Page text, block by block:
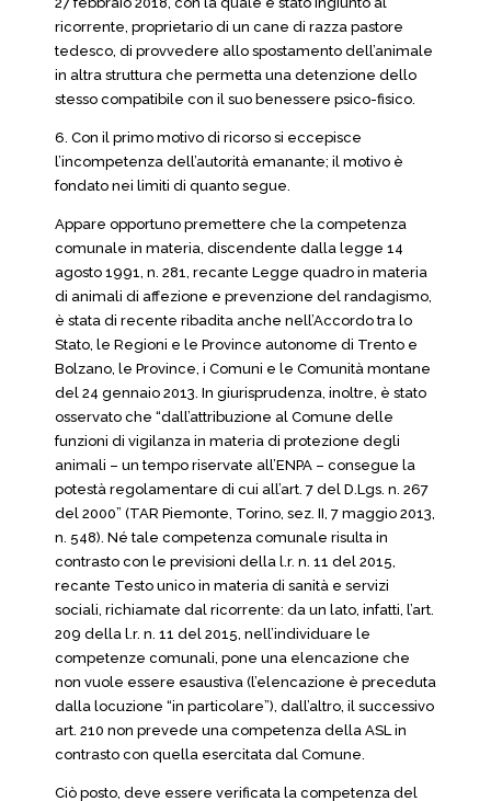
ricorrente, proprietario di un cane di razza pastore
tedesco, di provvedere allo spostamento dell’animale
in altra struttura che permetta una detenzione dello
stesso compatibile con il suo benessere psico-fisico.
6. Con il primo motivo di ricorso si eccepisce
l’incompetenza dell’autorità emanante; il motivo è
fondato nei limiti di quanto segue.
Appare opportuno premettere che la competenza
comunale in materia, discendente dalla legge 14
agosto 1991, n. 281, recante Legge quadro in materia
di animali di affezione e prevenzione del randagismo,
è stata di recente ribadita anche nell’Accordo tra lo
Stato, le Regioni e le Province autonome di Trento e
Bolzano, le Province, i Comuni e le Comunità montane
del 24 gennaio 2013. In giurisprudenza, inoltre, è stato
osservato che “dall’attribuzione al Comune delle
funzioni di vigilanza in materia di protezione degli
animali – un tempo riservate all’ENPA – consegue la
potestà regolamentare di cui all’art. 7 del D.Lgs. n. 267
del 2000” (TAR Piemonte, Torino, sez. II, 7 maggio 2013,
n. 548). Né tale competenza comunale risulta in
contrasto con le previsioni della l.r. n. 11 del 2015,
recante Testo unico in materia di sanità e servizi
sociali, richiamate dal ricorrente: da un lato, infatti, l’art.
209 della l.r. n. 11 del 2015, nell’individuare le
competenze comunali, pone una elencazione che
non vuole essere esaustiva (l’elencazione è preceduta
dalla locuzione “in particolare”), dall’altro, il successivo
art. 210 non prevede una competenza della ASL in
contrasto con quella esercitata dal Comune.
Ciò posto, deve essere verificata la competenza del